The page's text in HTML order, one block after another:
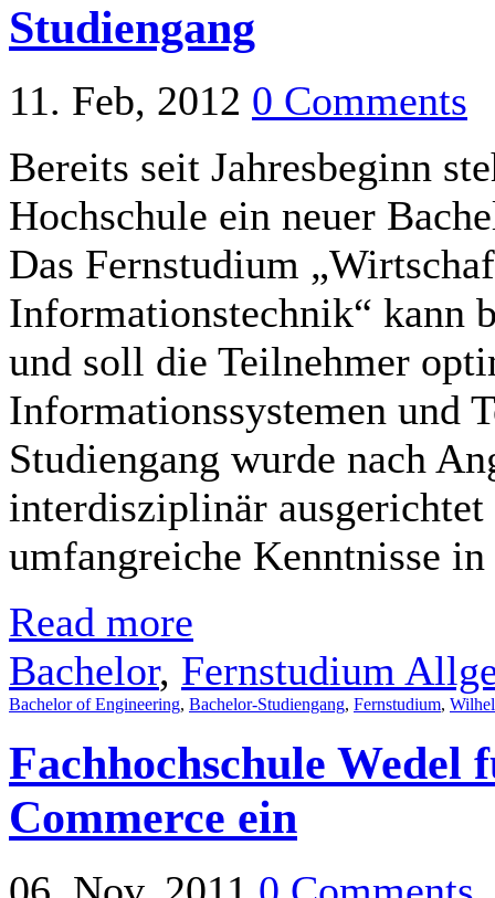
Studiengang
11. Feb, 2012 0 Comments
Bereits seit Jahresbeginn
Hochschule ein neuer
Das Fernstudium
Informationstechnik“ kann
und soll die Teilnehmer
Informationssystemen und
Studiengang wurde nach
interdisziplinär
umfangreiche Kenntnisse
Read more
Bachelor, Fernstudium
Bachelor of Engineering, Bachelor-Studiengang, Fernstudium,
Fachhochschule Wedel
Commerce ein